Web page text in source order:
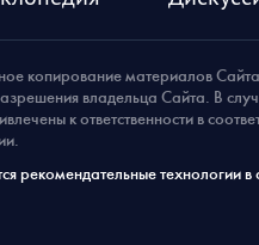
копирование материалов
владельца Сайта. В
к ответственности в
технологии в